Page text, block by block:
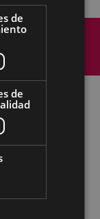
legal
Fax: 943 70 84 16
de
de